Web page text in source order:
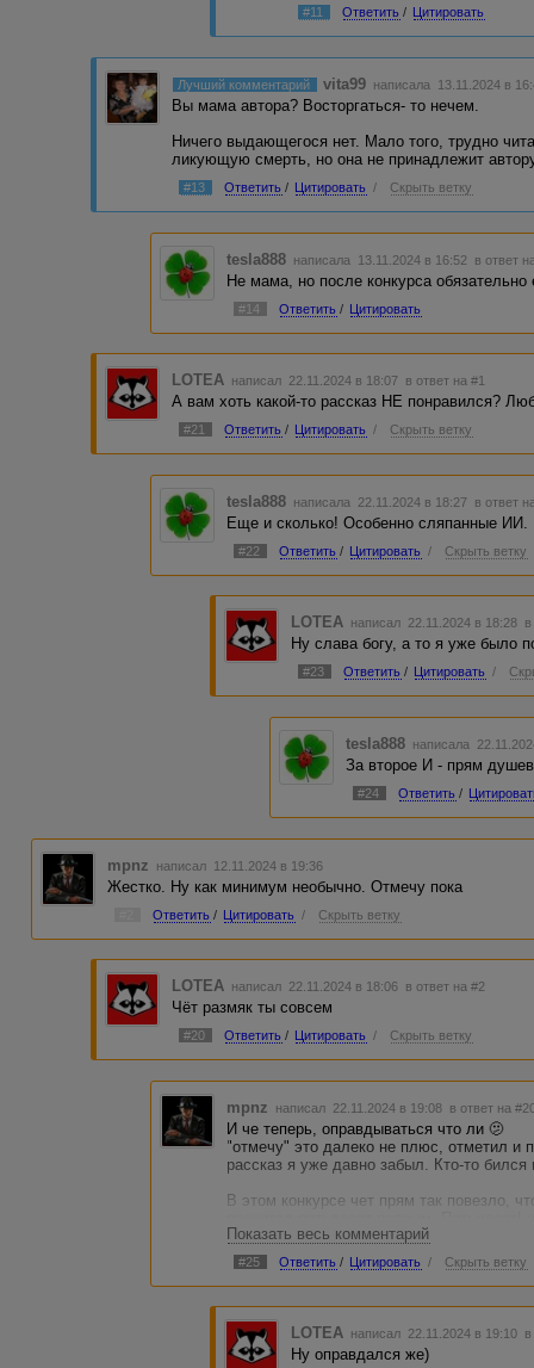
#11 Ответить / Цитировать
Лучший комментарий vita99 написала 13.11.2024 в
Вы мама автора? Восторгаться- то нечем.
Ничего выдающегося нет. Мало того, трудно
ликующую смерть, но она не принадлежит
#13 Ответить / Цитировать / Скрыть ветку
tesla888 написала 13.11.2024 в 16:52 в ответ
Не мама, но после конкурса обязательно
#14 Ответить / Цитировать
LOTEA написал 22.11.2024 в 18:07 в ответ на #1
А вам хоть какой-то рассказ НЕ понравился?
#21 Ответить / Цитировать / Скрыть ветку
tesla888 написала 22.11.2024 в 18:27 в ответ
Еще и сколько! Особенно сляпанные ИИ.
#22 Ответить / Цитировать / Скрыть ветку
LOTEA написал 22.11.2024 в 18:28
Ну слава богу, а то я уже было
#23 Ответить / Цитировать /
tesla888 написала
За второе И - прям
#24 Ответить /
mpnz написал 12.11.2024 в 19:36
Жестко. Ну как минимум необычно. Отмечу пока
Ответить / Цитировать / Скрыть ветку
LOTEA написал 22.11.2024 в 18:06 в ответ на #2
Чёт размяк ты совсем
#20 Ответить / Цитировать / Скрыть ветку
mpnz написал 22.11.2024 в 19:08 в ответ на
И че теперь, оправдываться что ли 🫤
"отмечу" это далеко не плюс, отметил и
рассказ я уже давно забыл. Кто-то бился
В этом конкурсе чет прям так повезло,
уже хошь-не хошь в себе
Вот щас вроде норм пошло, уже четыре
Показать весь комментарий
#25 Ответить / Цитировать / Скрыть ветку
LOTEA написал 22.11.2024 в 19:10
Ну оправдался же)